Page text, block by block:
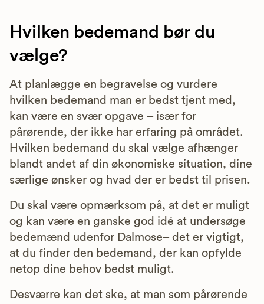
Hvilken bedemand bør du
vælge?
At planlægge en begravelse og vurdere
hvilken bedemand man er bedst tjent med,
kan være en svær opgave – især for
pårørende, der ikke har erfaring på området.
Hvilken bedemand du skal vælge afhænger
blandt andet af din økonomiske situation, dine
særlige ønsker og hvad der er bedst til prisen.
Du skal være opmærksom på, at det er muligt
og kan være en ganske god idé at undersøge
bedemænd udenfor Dalmose– det er vigtigt,
at du finder den bedemand, der kan opfylde
netop dine behov bedst muligt.
Desværre kan det ske, at man som pårørende